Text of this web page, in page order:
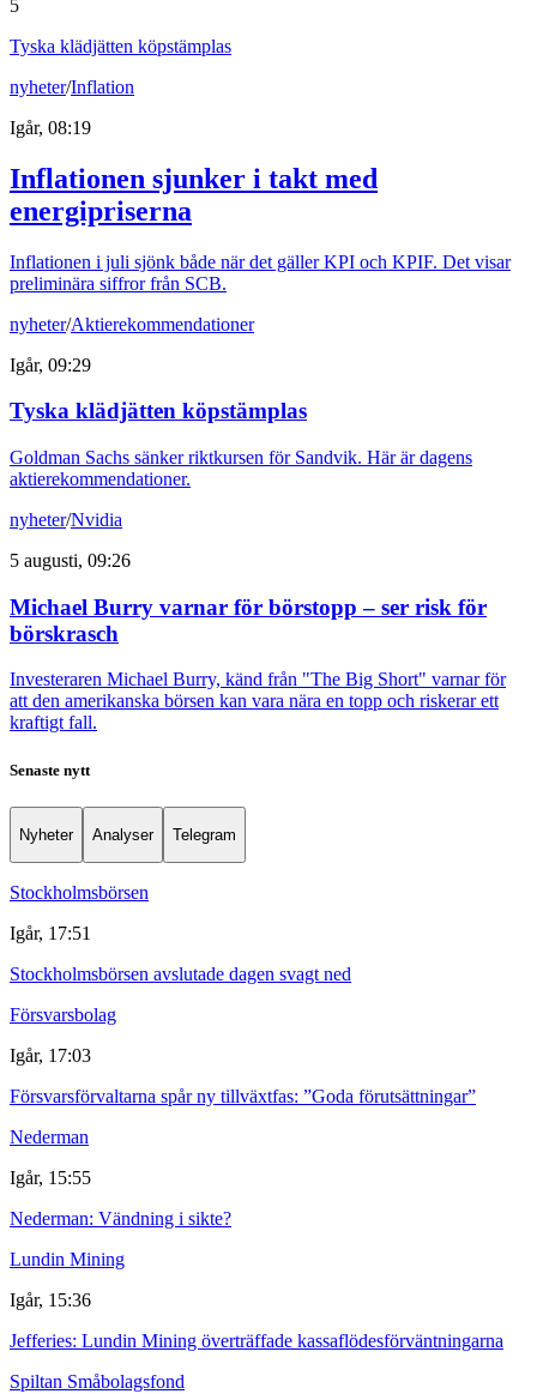
5
Tyska klädjätten köpstämplas
nyheter/Inflation
Igår, 08:19
Inflationen sjunker i takt med
energipriserna
Inflationen i juli sjönk både när det gäller KPI och KPIF. Det visar
preliminära siffror från SCB.
nyheter/Aktierekommendationer
Igår, 09:29
Tyska klädjätten köpstämplas
Goldman Sachs sänker riktkursen för Sandvik. Här är dagens
aktierekommendationer.
nyheter/Nvidia
5 augusti, 09:26
Michael Burry varnar för börstopp – ser risk för
börskrasch
Investeraren Michael Burry, känd från "The Big Short" varnar för
att den amerikanska börsen kan vara nära en topp och riskerar ett
kraftigt fall.
Senaste nytt
Nyheter Analyser Telegram
Stockholmsbörsen
Igår, 17:51
Stockholmsbörsen avslutade dagen svagt ned
Försvarsbolag
Igår, 17:03
Försvarsförvaltarna spår ny tillväxtfas: ”Goda förutsättningar”
Nederman
Igår, 15:55
Nederman: Vändning i sikte?
Lundin Mining
Igår, 15:36
Jefferies: Lundin Mining överträffade kassaflödesförväntningarna
Spiltan Småbolagsfond